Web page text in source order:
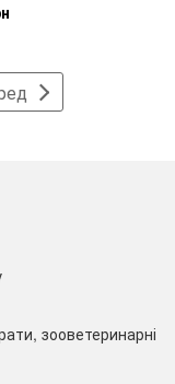
зооветеринарні